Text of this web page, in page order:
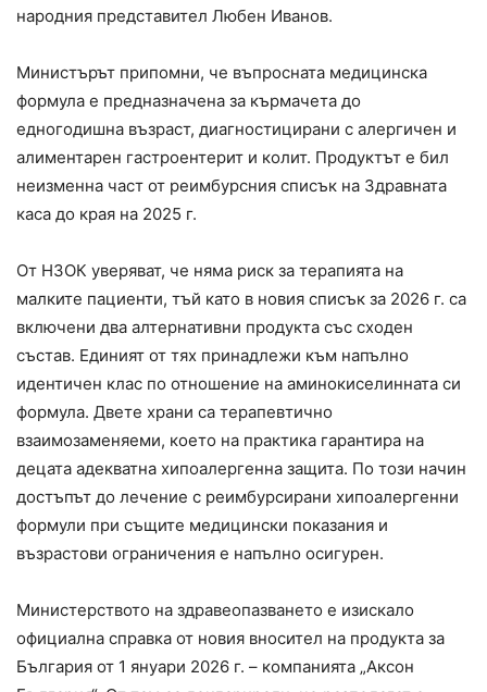
народния представител Любен Иванов.
Министърът припомни, че въпросната медицинска
формула е предназначена за кърмачета до
едногодишна възраст, диагностицирани с алергичен и
алиментарен гастроентерит и колит. Продуктът е бил
неизменна част от реимбурсния списък на Здравната
каса до края на 2025 г.
От НЗОК уверяват, че няма риск за терапията на
малките пациенти, тъй като в новия списък за 2026 г. са
включени два алтернативни продукта със сходен
състав. Единият от тях принадлежи към напълно
идентичен клас по отношение на аминокиселинната си
формула. Двете храни са терапевтично
взаимозаменяеми, което на практика гарантира на
децата адекватна хипоалергенна защита. По този начин
достъпът до лечение с реимбурсирани хипоалергенни
формули при същите медицински показания и
възрастови ограничения е напълно осигурен.
Министерството на здравеопазването е изискало
официална справка от новия вносител на продукта за
България от 1 януари 2026 г. – компанията „Аксон